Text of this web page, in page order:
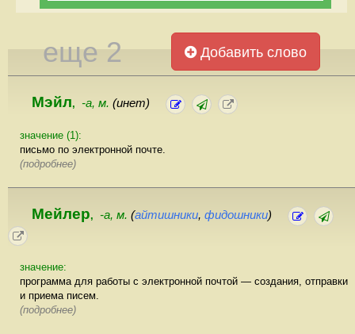
еще 2 Добавить слово
Мэйл, -а, м. (инет)
значение (1):
письмо по электронной почте.
(подробнее)
Мейлер, -а, м. (айтишники, фидошники)
значение:
программа для работы с электронной почтой — создания, отправки
и приема писем.
(подробнее)